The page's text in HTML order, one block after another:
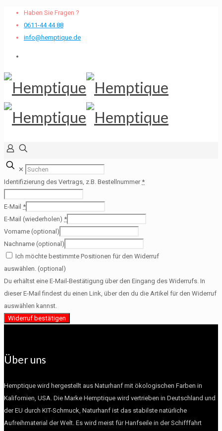
Haben Sie Fragen ?
0611-44 44 88
info@hemptique.de
✕
Identifizierung des Vertrags, z.B. Bestellnummer *
E-Mail *
E-Mail (wiederholen) *
Vorname (optional)
Nachname (optional)
Ich möchte bestimmte Positionen für den Widerruf
auswählen. (optional)
Du erhältst eine E-Mail-Bestätigung über den Eingang des Widerrufs. In
dieser E-Mail findest du einen Link, über den du die Artikel für den Widerruf
auswählen kannst.
Widerruf bestätigen
Über uns
Hemptique wird hergestellt aus Naturhanf mit ökologischen Farben in
Kalifornien, USA. Die Marke Hemptique wird vertrieben in Deutschland und
der EU durch KIT-Schmuck, Naturhanf ist das stabilste natürliche
Aufreihmaterial der Welt. Es wird meist für Hanfseile in der Schifffahrt